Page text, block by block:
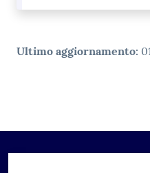
Ultimo aggiornamento: